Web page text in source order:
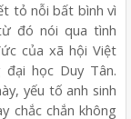
tỏ nỗi bất bình vì
đó nói qua tình
của xã hội Việt
học Duy Tân.
yếu tố anh sinh
chắc chắn không